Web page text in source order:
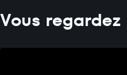
Vous regardez